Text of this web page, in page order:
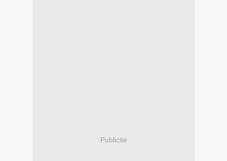
Publicité